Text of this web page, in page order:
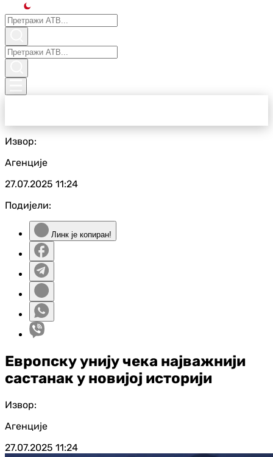
Извор:
Агенције
27.07.2025 11:24
Подијели:
Линк је копиран!
Европску унију чека најважнији
састанак у новијој историји
Извор:
Агенције
27.07.2025 11:24